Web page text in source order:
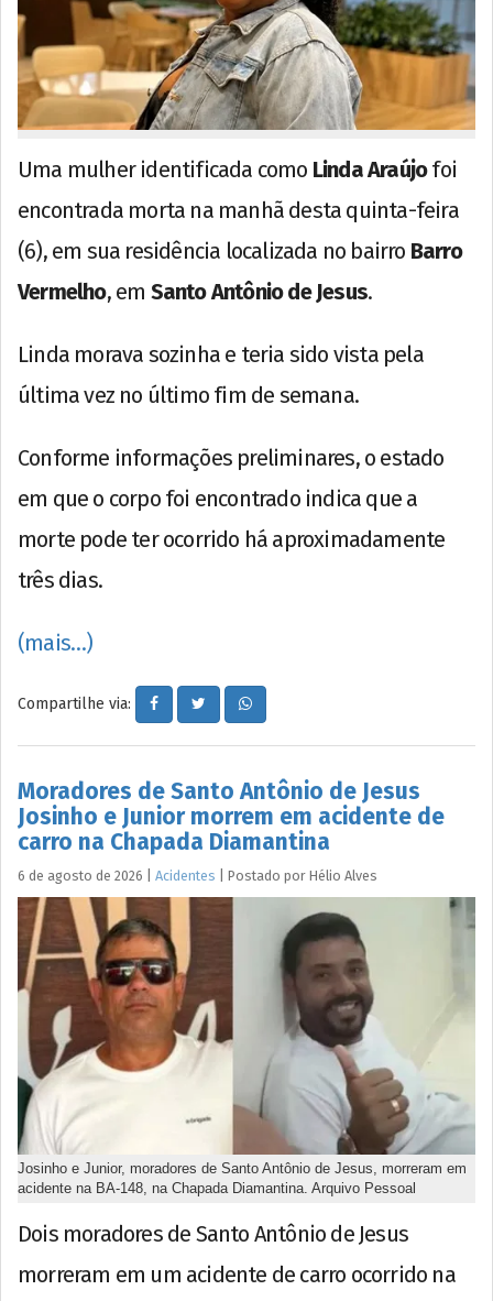
Uma mulher identificada como Linda Araújofoi
encontrada morta na manhã desta quinta-feira
(6), em sua residência localizada no bairro Barro
Vermelho, em Santo Antônio de Jesus.
Linda morava sozinha e teria sido vista pela
última vez no último fim de semana.
Conforme informações preliminares, o estado
em que o corpo foi encontrado indica que a
morte pode ter ocorrido há aproximadamente
três dias.
(mais…)
Compartilhe via:
Moradores de Santo Antônio de Jesus
Josinho e Junior morrem em acidente de
carro na Chapada Diamantina
6 de agosto de 2026 Acidentes Postado por Hélio Alves
Josinho e Junior, moradores de Santo Antônio de Jesus, morreram em
acidente na BA-148, na Chapada Diamantina. Arquivo Pessoal
Dois moradores de Santo Antônio de Jesus
morreram em um acidente de carro ocorrido na